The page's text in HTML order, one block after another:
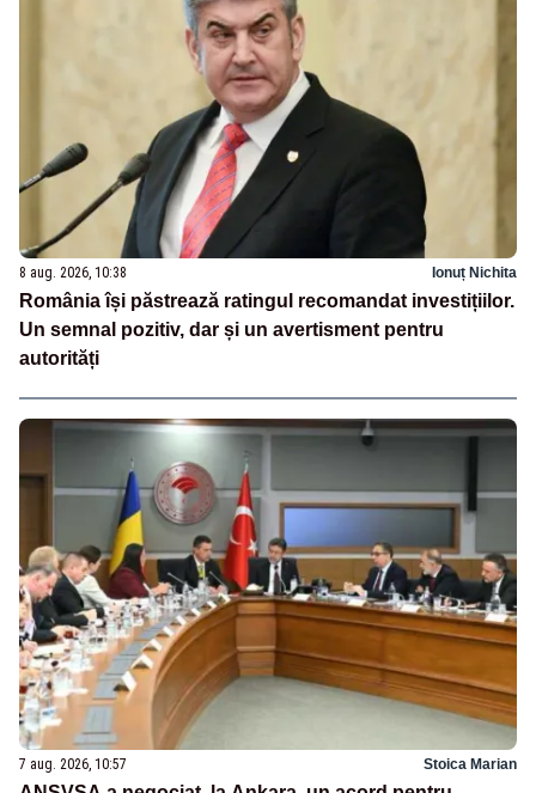
8 aug. 2026, 10:38 Ionuț Nichita
România își păstrează ratingul recomandat investițiilor.
Un semnal pozitiv, dar și un avertisment pentru
autorități
7 aug. 2026, 10:57 Stoica Marian